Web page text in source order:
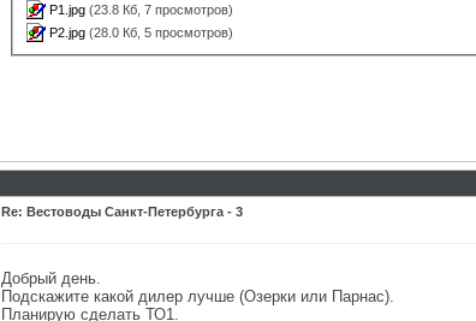
P1.jpg (23.8 Кб, 7 просмотров)
P2.jpg (28.0 Кб, 5 просмотров)
Re: Вестоводы Санкт-Петербурга - 3
Добрый день.
Подскажите какой дилер лучше (Озерки или Парнас).
Планирую сделать ТО1.